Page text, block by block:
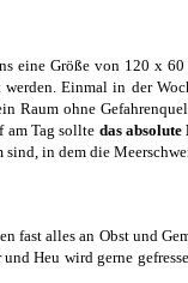
Größe von 120 x
Einmal in der
ohne
am Tag sollte das
in dem die
fast alles an Obst und
Heu wird gerne